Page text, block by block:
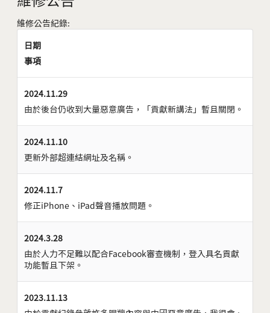
維修公告紀錄:
日期
事項
2024.11.29
由於後台仍收到大量惡意廣告，「貢獻新講法」暫且關閉。
2024.11.10
更新外部超連結網址及名稱。
2024.11.7
修正iPhone、iPad聲音播放問題。
2024.3.28
由於人力不足難以配合Facebook審查機制，登入具名貢獻
功能暫且下架。
2023.11.13